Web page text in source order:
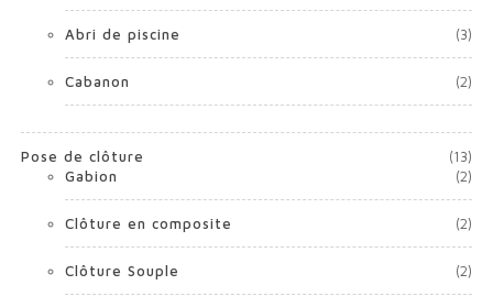
Abri de piscine (3)
Cabanon (2)
Pose de clôture
(13)
Gabion
(2)
Clôture en composite (2)
Clôture Souple (2)